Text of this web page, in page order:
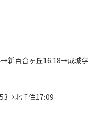
新百合ヶ丘16:18→成城学
北千住17:09